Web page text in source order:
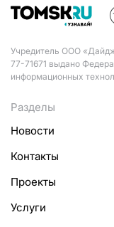
Учредитель ООО
77-71671 выдано
информационных
Разделы
Новости
Контакты
Проекты
Услуги